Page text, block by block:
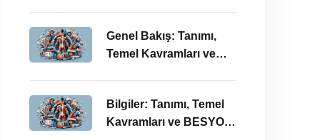
Genel Bakış: Tanımı,
Temel Kavramları ve
Bilgiler: Tanımı, Temel
Kavramları ve BESYO